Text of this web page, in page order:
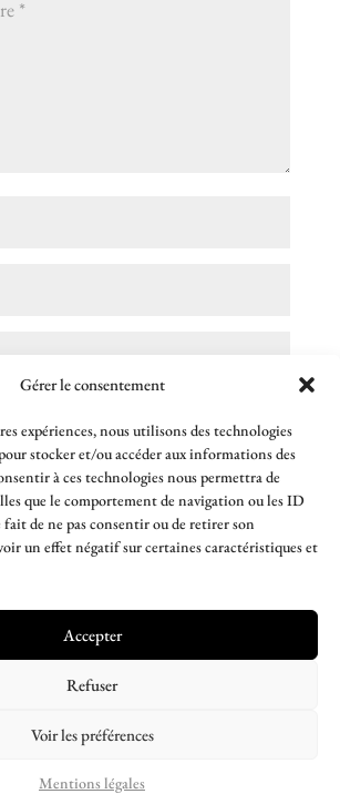
Gérer le consentement
expériences, nous utilisons des technologies
stocker et/ou accéder aux informations des
à ces technologies nous permettra de
que le comportement de navigation ou les ID
fait de ne pas consentir ou de retirer son
un effet négatif sur certaines caractéristiques et
Accepter
Refuser
Voir les préférences
Mentions légales
prochain commentaire.
GESTION 2026